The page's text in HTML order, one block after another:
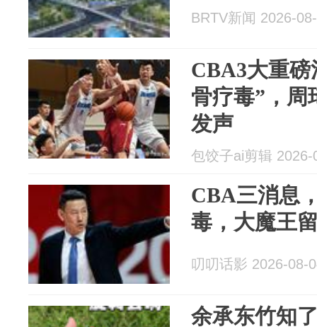
BRTV新闻 2026-
CBA3大重
骨疗毒”，周
发声
包饺子ai剪辑 2026-
CBA三消息
毒，大魔王
叨叨话影 2026-08-
余承东竹知